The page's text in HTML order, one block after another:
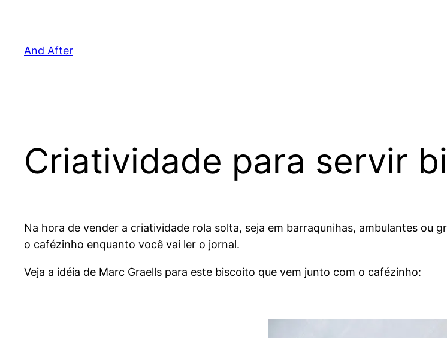
And After
Criatividade para servir
Na hora de vender a criatividade rola solta, seja em barraqunihas, ambulantes ou
o cafézinho enquanto você vai ler o jornal.
Veja a idéia de Marc Graells para este biscoito que vem junto com o cafézinho: